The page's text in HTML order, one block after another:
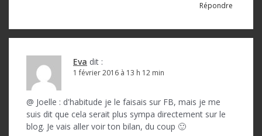
Répondre
Eva dit :
1 février 2016 à 13 h 12 min
@ Joelle : d'habitude je le faisais sur FB, mais je me
suis dit que cela serait plus sympa directement sur le
blog. Je vais aller voir ton bilan, du coup 🙂